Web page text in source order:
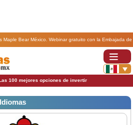
Maple Bear México. Webinar gratuito con la Embajada de
y Maple Bear Latin America.
100 mejores opciones de invertir